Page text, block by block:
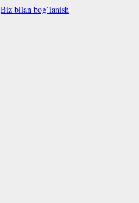
Biz bilan bog’lanish